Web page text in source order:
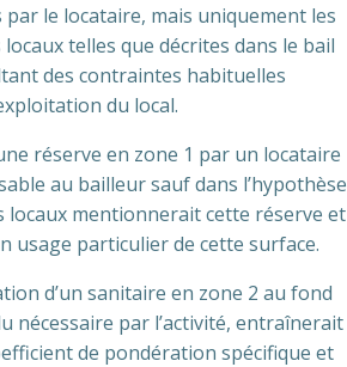
le locataire, mais uniquement les
telles que décrites dans le bail
des contraintes habituelles
du local.
réserve en zone 1 par un locataire
au bailleur sauf dans l’hypothèse
locaux mentionnerait cette réserve et
usage particulier de cette surface.
d’un sanitaire en zone 2 au fond
nécessaire par l’activité, entraînerait
de pondération spécifique et